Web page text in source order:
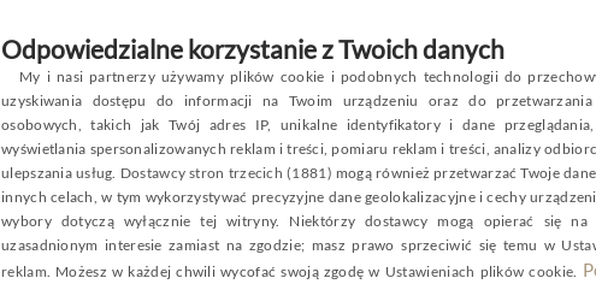
Cudowna kąpiel kwiatowo-mleczna
Mleczna kąpiel to sposób na gładką i miękką skórę.
naturalnych tłuszczów i białek ma bardzo dobry wpływ
Składniki:
- 1,5 szklanki mleka w proszku
- 0,5 szklanki soli Epsom lub soli himalajskiej
- 0,5 szklanki suszonych płatków dowolnych kwiatów lub
- 5-10 kropli olejku kwiatowego (np. różanego)
Odpowiedzialne korzystanie z Twoich danych
My i nasi partnerzy używamy plików cookie i podobnych technologii do
uzyskiwania dostępu do informacji na Twoim urządzeniu oraz do przetwarzania
osobowych, takich jak Twój adres IP, unikalne identyfikatory i dane
wyświetlania spersonalizowanych reklam i treści, pomiaru reklam i treści, analizy
ulepszania usług. Dostawcy stron trzecich (1881) mogą również przetwarzać Twoje
innych celach, w tym wykorzystywać precyzyjne dane geolokalizacyjne i cechy
wybory dotyczą wyłącznie tej witryny. Niektórzy dostawcy mogą opierać się na
uzasadnionym interesie zamiast na zgodzie; masz prawo sprzeciwić się temu w
reklam . Możesz w każdej chwili wycofać swoją zgodę w Ustawieniach plików cookie